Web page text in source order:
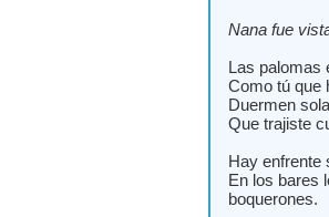
Nana fue
Las palomas
Como tú que
Duermen
Que trajiste
Hay enfrente
En los bares
boquerones.